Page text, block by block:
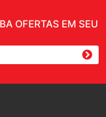
OFERTAS EM SEU